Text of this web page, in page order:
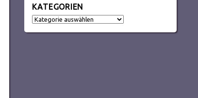
KATEGORIEN
Kategorien